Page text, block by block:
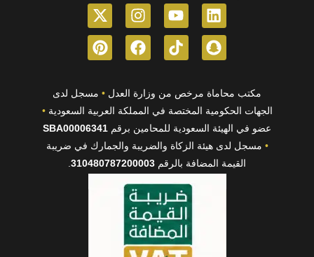
Linkedin
Youtube
Instagram
X-
twitter
Snapchat
Tiktok
Facebook
Pinterest
مكتب محاماة مرخص من وزارة العدل • مسجل لدى
الجهات الحكومية المختصة في المملكة العربية السعودية •
عضو في الهيئة السعودية للمحامين برقم SBA00006341
• مسجل لدى هيئة الزكاة والضريبة والجمارك في ضريبة
القيمة المضافة بالرقم 310480787200003